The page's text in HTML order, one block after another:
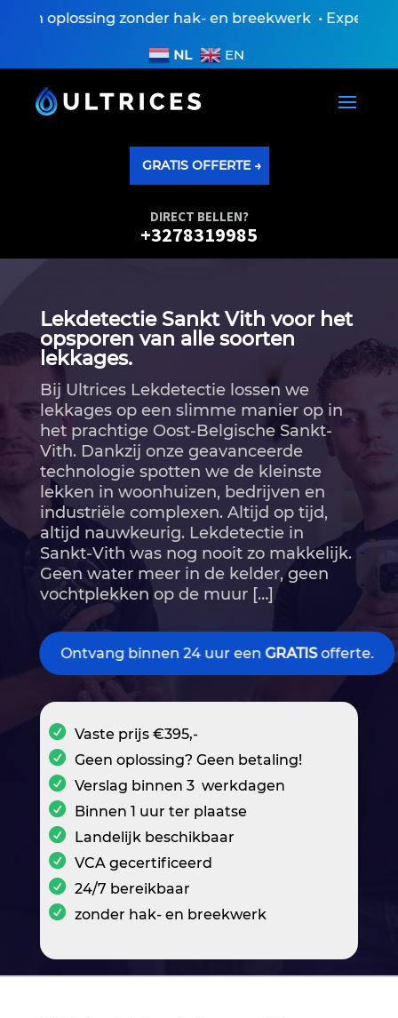
oplossing zonder hak- en breekwerk •
NL EN
GRATIS OFFERTE →
DIRECT BELLEN?
+3278319985
Lekdetectie Sankt Vith voor het
opsporen van alle soorten
lekkages.
Bij Ultrices Lekdetectie lossen we
lekkages op een slimme manier op in
het prachtige Oost-Belgische Sankt-
Vith.​ Dankzij onze geavanceerde
technologie spotten we de kleinste
lekken in woonhuizen, bedrijven en
industriële complexen.​ Altijd op tijd,
altijd nauwkeurig.​ Lekdetectie in
Sankt-Vith was nog nooit zo makkelijk.​
Geen water meer in de kelder, geen
vochtplekken op de muur […]
Ontvang binnen 24 uur een GRATISofferte.
Vaste prijs €395,-
Geen oplossing? Geen betaling!
Verslag binnen 3 werkdagen
Binnen 1 uur ter plaatse
Landelijk beschikbaar
VCA gecertificeerd
24/7 bereikbaar
zonder hak- en breekwerk